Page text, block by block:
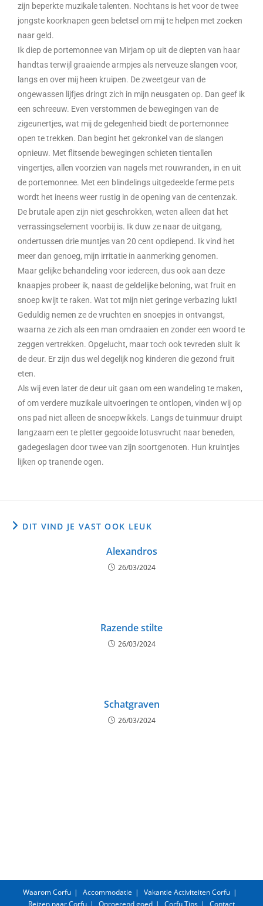
zijn beperkte muzikale talenten. Nochtans is het voor de twee
jongste koorknapen geen beletsel om mij te helpen met zoeken
naar geld.
Ik diep de portemonnee van Mirjam op uit de diepten van haar
handtas terwijl graaiende armpjes als nerveuze slangen voor,
langs en over mij heen kruipen. De zweetgeur van de
ongewassen lijfjes dringt zich in mijn neusgaten op. Dan geef ik
een schreeuw. Even verstommen de bewegingen van de
zigeunertjes, wat mij de gelegenheid biedt de portemonnee
open te trekken. Dan begint het gekronkel van de slangen
opnieuw. Met flitsende bewegingen schieten tientallen
vingertjes, allen voorzien van nagels met rouwranden, in en uit
de portemonnee. Met een blindelings uitgedeelde ferme pets
wordt het ineens weer rustig in de opening van de centenzak.
De brutale apen zijn niet geschrokken, weten alleen dat het
verrassingselement voorbij is. Ik duw ze naar de uitgang,
ondertussen drie muntjes van 20 cent opdiepend. Ik vind het
meer dan genoeg, mijn irritatie in aanmerking genomen.
Maar gelijke behandeling voor iedereen, dus ook aan deze
knaapjes probeer ik, naast de geldelijke beloning, wat fruit en
snoep kwijt te raken. Wat tot mijn niet geringe verbazing lukt!
Geduldig nemen ze de vruchten en snoepjes in ontvangst,
waarna ze zich als een man omdraaien en zonder een woord te
zeggen vertrekken. Opgelucht, maar toch ook tevreden sluit ik
de deur. Er zijn dus wel degelijk nog kinderen die gezond fruit
eten.
Als wij even later de deur uit gaan om een wandeling te maken,
of om verdere muzikale uitvoeringen te ontlopen, vinden wij op
ons pad niet alleen de snoepwikkels. Langs de tuinmuur druipt
langzaam een te pletter gegooide lotusvrucht naar beneden,
gadegeslagen door twee van zijn soortgenoten. Hun kruintjes
lijken op tranende ogen.
DIT VIND JE VAST OOK LEUK
Alexandros
26/03/2024
Razende stilte
26/03/2024
Schatgraven
26/03/2024
Waarom Corfu Accommodatie
Vakantie Activiteiten Corfu
Reizen naar Corfu
Onroerend goed Corfu Tips Contact